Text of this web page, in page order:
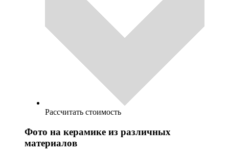
Рассчитать стоимость
Фото на керамике из различных
материалов